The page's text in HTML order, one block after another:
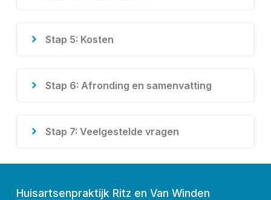
Stap 5: Kosten
Stap 6: Afronding en samenvatting
Stap 7: Veelgestelde vragen
Huisartsenpraktijk Ritz en Van Winden